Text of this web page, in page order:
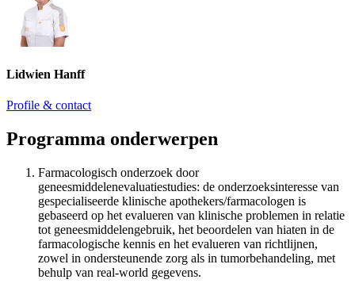
Lidwien Hanff
Profile & contact
Programma onderwerpen
Farmacologisch onderzoek door
geneesmiddelenevaluatiestudies: de onderzoeksinteresse van
gespecialiseerde klinische apothekers/farmacologen is
gebaseerd op het evalueren van klinische problemen in relatie
tot geneesmiddelengebruik, het beoordelen van hiaten in de
farmacologische kennis en het evalueren van richtlijnen,
zowel in ondersteunende zorg als in tumorbehandeling, met
behulp van real-world gegevens.